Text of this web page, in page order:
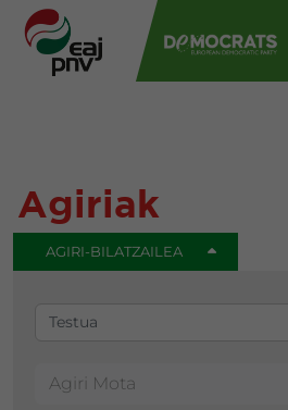
Agiriak
AGIRI-BILATZAILEA
Agiri Mota